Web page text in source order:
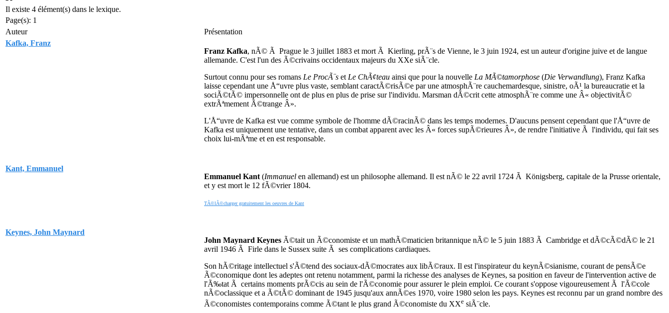
Il existe 4 élément(s) dans le lexique.
Page(s): 1
Auteur
Présentation
Kafka, Franz
Franz Kafka, nÃ© Ã Prague le 3 juillet 1883 et mort Ã Kierling, prÃ¨s de Vienne, le 3 juin 1924, est un auteur d'origine juive et de langue
allemande. C'est l'un des Ã©crivains occidentaux majeurs du XXe siÃ¨cle.
Surtout connu pour ses romans Le ProcÃ¨s et Le ChÃ¢teau ainsi que pour la nouvelle La MÃ©tamorphose (Die Verwandlung), Franz Kafka
laisse cependant une Å“uvre plus vaste, semblant caractÃ©risÃ©e par une atmosphÃ¨re cauchemardesque, sinistre, oÃ¹ la bureaucratie et la
sociÃ©tÃ© impersonnelle ont de plus en plus de prise sur l'individu. Marsman dÃ©crit cette atmosphÃ¨re comme une Â« objectivitÃ©
extrÃªmement Ã©trange Â».
L'Å“uvre de Kafka est vue comme symbole de l'homme dÃ©racinÃ© dans les temps modernes. D'aucuns pensent cependant que l'Å“uvre de
Kafka est uniquement une tentative, dans un combat apparent avec les Â« forces supÃ©rieures Â», de rendre l'initiative Ã l'individu, qui fait ses
choix lui-mÃªme et en est responsable.
Kant, Emmanuel
Emmanuel Kant (Immanuel en allemand) est un philosophe allemand. Il est nÃ© le 22 avril 1724 Ã Königsberg, capitale de la Prusse orientale,
et y est mort le 12 fÃ©vrier 1804.
TÃ©lÃ©charger gratuitement les oeuvres de Kant
Keynes, John Maynard
John Maynard Keynes Ã©tait un Ã©conomiste et un mathÃ©maticien britannique nÃ© le 5 juin 1883 Ã Cambridge et dÃ©cÃ©dÃ© le 21
avril 1946 Ã Firle dans le Sussex suite Ã ses complications cardiaques.
Son hÃ©ritage intellectuel s'Ã©tend des sociaux-dÃ©mocrates aux libÃ©raux. Il est l'inspirateur du keynÃ©sianisme, courant de pensÃ©e
Ã©conomique dont les adeptes ont retenu notamment, parmi la richesse des analyses de Keynes, sa position en faveur de l'intervention active de
l'Ã‰tat Ã certains moments prÃ©cis au sein de l'Ã©conomie pour assurer le plein emploi. Ce courant s'oppose vigoureusement Ã l'Ã©cole
nÃ©oclassique et a Ã©tÃ© dominant de 1945 jusqu'aux annÃ©es 1970, voire 1980 selon les pays. Keynes est reconnu par un grand nombre des
Ã©conomistes contemporains comme Ã©tant le plus grand Ã©conomiste du XXe siÃ¨cle.